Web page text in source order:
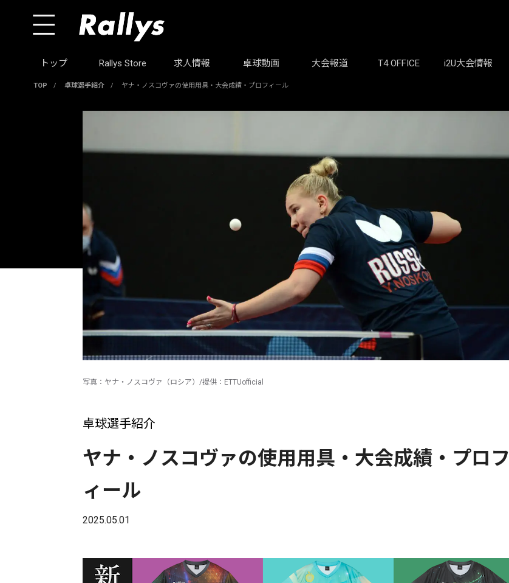
トップ Rallys Store 求人情報 卓球動画 大会報道 T4 OFFICE i2U大会情報
TOP / 卓球選手紹介 / ヤナ・ノスコヴァの使用用具・大会成績・プロフィール
写真：ヤナ・ノスコヴァ（ロシア）/提供：ETTUofficial
卓球選手紹介
ヤナ・ノスコヴァの使用用具・大会成績・プロフ
ィール
2025.05.01